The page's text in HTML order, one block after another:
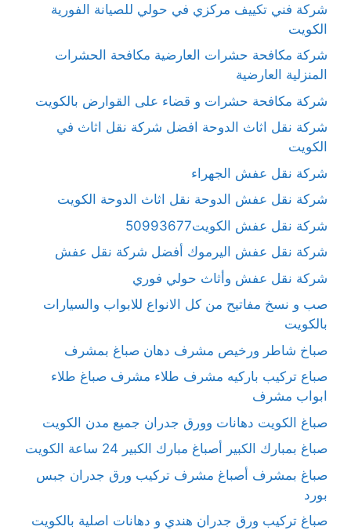
شركة فني تكييف مركزي في حولي للصيانة الفورية
الكويت
شركة مكافحة حشرات العارضية مكافحة الحشرات
المنزلية العارضية
شركة مكافحة حشرات و قضاء على القوارض بالكويت
شركة نقل اثاث الدوحة افضل شركة نقل اثاث في
الكويت
شركة نقل عفش الجهراء
شركة نقل عفش الدوحة نقل اثاث الدوحة الكويت
شركة نقل عفش الكويت50993677
شركة نقل عفش اليرموك أفضل شركة نقل عفش
شركة نقل عفش وأثاث حولي فوري
صب و نسخ مفاتيح من كل الانواع للابواب والسيارات
بالكويت
صباخ شاطر ورخيص مشرف دهان صباغ بمشرف
صباع تركيب باركيه مشرف طلاء مشرف صباغ طلاء
ابواب مشرف
صباغ الكويت دهانات وورق جدران جميع مدن الكويت
صباغ بمبارك الكبير أصباغ مبارك الكبير 24 ساعة الكويت
صباغ بمشرف أصباغ مشرف تركيب ورق جدران جبس
بورد
صباغ تركيب ورق جدران هندي و دهانات اصلية بالكويت